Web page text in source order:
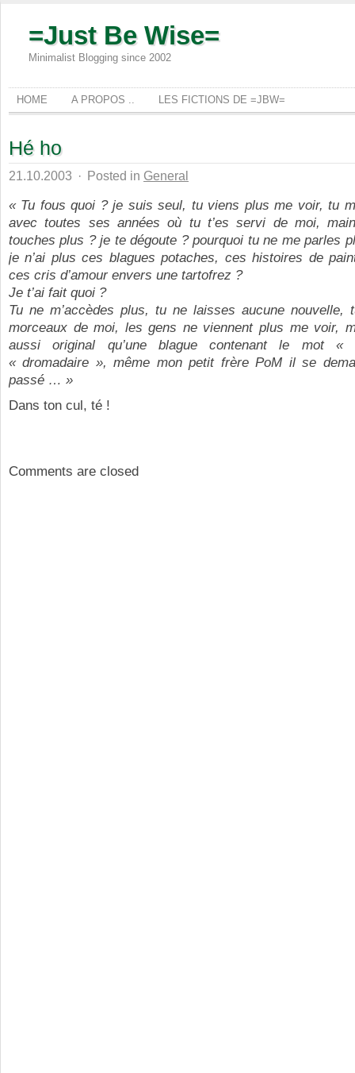
=Just Be Wise=
Minimalist Blogging since 2002
HOME A PROPOS .. LES FICTIONS DE =JBW=
Hé ho
21.10.2003 · Posted in General
« Tu fous quoi ? je suis seul, tu viens plus me voir, tu
avec toutes ses années où tu t’es servi de moi,
touches plus ? je te dégoute ? pourquoi tu ne me parles
je n’ai plus ces blagues potaches, ces histoires de
ces cris d’amour envers une tartofrez ?
Je t’ai fait quoi ?
Tu ne m’accèdes plus, tu ne laisses aucune nouvelle,
morceaux de moi, les gens ne viennent plus me voir,
aussi original qu’une blague contenant le mot
« dromadaire », même mon petit frère PoM il se
passé … »
Dans ton cul, té !
Comments are closed